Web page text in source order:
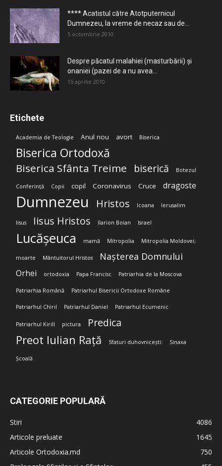
**** Acatistul către Atotputernicul
Dumnezeu, la vreme de necaz sau de...
5 octombrie 2010
Despre păcatul malahiei (masturbării) şi
onaniei (pazei de a nu avea...
15 aprilie 2010
Etichete
Academia de Teologie Anul nou avort Biserica
Biserica Ortodoxă
Biserica Sfânta Treime biserică Botezul
Conferință Copii copil Coronavirus Cruce dragoste
Dumnezeu Hristos Icoana Ierusalim
Iisus Iisus Hristos Ilarion Boian Israel
Lucășeuca mamă Mitropolia Mitropolia Moldovei;
moarte Mântuitorul Hristos Nașterea Domnului
Orhei ortodoxia Papa Francisc Patriarhia de la Moscova
Patriarhia Română Patriarhul Bisericii Ortodoxe Române
Patriarhul Chiril Patriarhul Daniel Patriarhul Ecumenic
Patriarhul Kirill pictura Predica
Preot Iulian Rață Sfaturi duhovnicești; Sinaxa
Școală
CATEGORIE POPULARĂ
Stiri
4086
Articole preluate
1645
Articole Ortodoxia.md
750